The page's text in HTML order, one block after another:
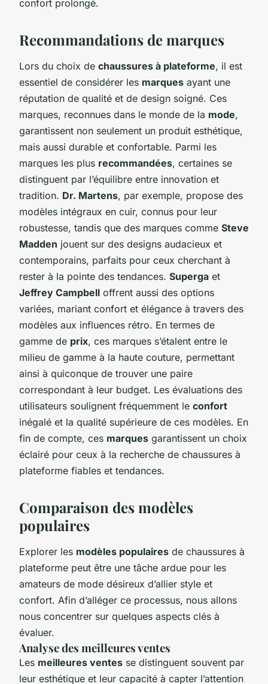
confort prolongé.
Recommandations de marques
Lors du choix de chaussures à plateforme, il est
essentiel de considérer les marques ayant une
réputation de qualité et de design soigné. Ces
marques, reconnues dans le monde de la mode,
garantissent non seulement un produit esthétique,
mais aussi durable et confortable. Parmi les
marques les plus recommandées, certaines se
distinguent par l’équilibre entre innovation et
tradition. Dr. Martens, par exemple, propose des
modèles intégraux en cuir, connus pour leur
robustesse, tandis que des marques comme Steve
Madden jouent sur des designs audacieux et
contemporains, parfaits pour ceux cherchant à
rester à la pointe des tendances. Superga et
Jeffrey Campbell offrent aussi des options
variées, mariant confort et élégance à travers des
modèles aux influences rétro. En termes de
gamme de prix, ces marques s’étalent entre le
milieu de gamme à la haute couture, permettant
ainsi à quiconque de trouver une paire
correspondant à leur budget. Les évaluations des
utilisateurs soulignent fréquemment le confort
inégalé et la qualité supérieure de ces modèles. En
fin de compte, ces marques garantissent un choix
éclairé pour ceux à la recherche de chaussures à
plateforme fiables et tendances.
Comparaison des modèles
populaires
Explorer les modèles populaires de chaussures à
plateforme peut être une tâche ardue pour les
amateurs de mode désireux d’allier style et
confort. Afin d’alléger ce processus, nous allons
nous concentrer sur quelques aspects clés à
évaluer.
Analyse des meilleures ventes
Les meilleures ventes se distinguent souvent par
leur esthétique et leur capacité à capter l’attention